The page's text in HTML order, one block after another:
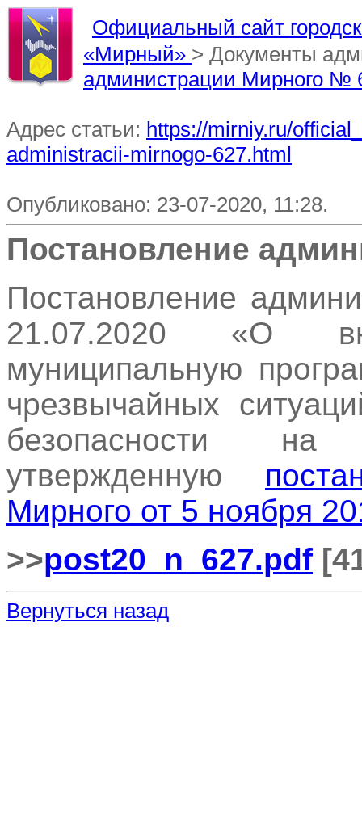
Официальный сайт
«Мирный» > Документы
администрации Мирного №
Адрес статьи: https://mirniy.ru/
administracii-mirnogo-627.html
Опубликовано: 23-07-2020, 11:28.
Постановление
Постановление
21.07.2020 «О
муниципальную
чрезвычайных
безопасности на
утвержденную
Мирного от 5 ноября
>>post20_n_627.pdf
Вернуться назад